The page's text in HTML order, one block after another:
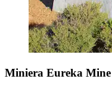
Miniera Eureka Mine